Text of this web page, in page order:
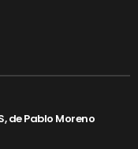
de Pablo Moreno